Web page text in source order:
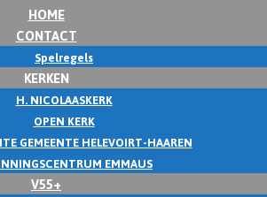
HOME
CONTACT
Spelregels
KERKEN
H. NICOLAASKERK
OPEN KERK
GEMEENTE HELEVOIRT-HAAREN
EMMAUS
V55+